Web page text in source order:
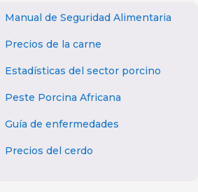
Manual de Seguridad Alimentaria
Precios de la carne
Estadísticas del sector porcino
Peste Porcina Africana
Guía de enfermedades
Precios del cerdo